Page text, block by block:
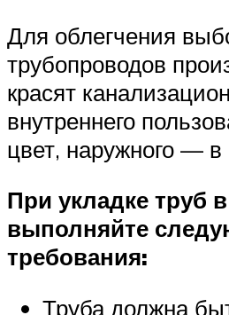
Для облегчения
трубопроводов
красят
внутреннего
цвет, наружного —
При укладке труб
выполняйте
требования:
Труба должна